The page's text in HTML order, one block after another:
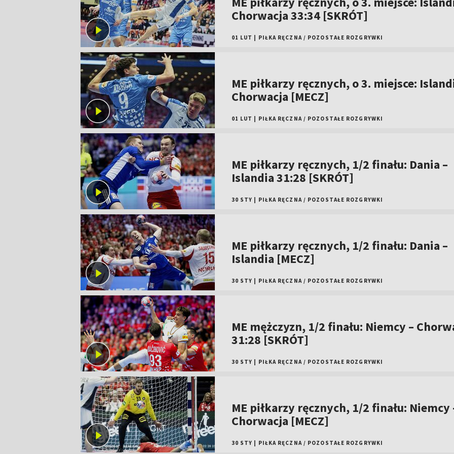
Chorwacja 33:34 [SKRÓT]
01 LUT PIŁKA RĘCZNA / POZOSTAŁE ROZGRYWKI
ME piłkarzy ręcznych, o 3. miejsce:
Chorwacja [MECZ]
01 LUT PIŁKA RĘCZNA / POZOSTAŁE ROZGRYWKI
ME piłkarzy ręcznych, 1/2 finału: Dania –
Islandia 31:28 [SKRÓT]
30 STY PIŁKA RĘCZNA / POZOSTAŁE ROZGRYWKI
ME piłkarzy ręcznych, 1/2 finału: Dania –
Islandia [MECZ]
30 STY PIŁKA RĘCZNA / POZOSTAŁE ROZGRYWKI
ME mężczyzn, 1/2 finału: Niemcy –
31:28 [SKRÓT]
30 STY PIŁKA RĘCZNA / POZOSTAŁE ROZGRYWKI
ME piłkarzy ręcznych, 1/2 finału: Niemcy
Chorwacja [MECZ]
30 STY PIŁKA RĘCZNA / POZOSTAŁE ROZGRYWKI